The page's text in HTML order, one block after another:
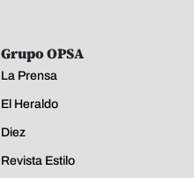
Grupo OPSA
La Prensa
El Heraldo
Diez
Revista Estilo